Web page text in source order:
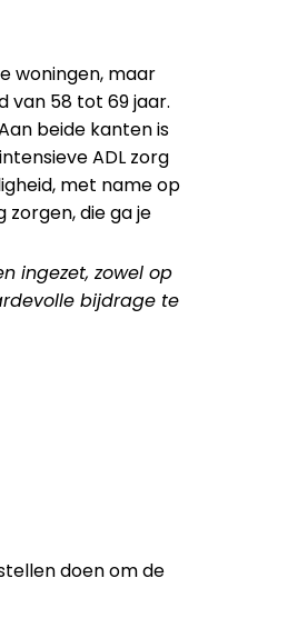
woningen, maar
van 58 tot 69 jaar.
beide kanten is
ADL zorg
met name op
zorgen, die ga je
ingezet, zowel op
bijdrage te
doen om de